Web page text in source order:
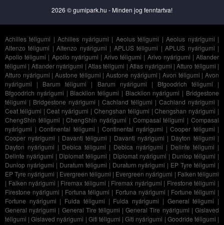
2026 © gumipark.hu - Minden jog fenntartva!
Achilles téligumi |Achilles nyárigumi | Aeolus téligumi |Aeolus nyárigumi |
Altenzo téligumi |Altenzo nyárigumi | APLUS téligumi |APLUS nyárigumi |
Apollo téligumi | Apollo nyárigumi |Arivo téligumi | Arivo nyárigumi |Atlander
téligumi | Atlander nyárigumi | Atlas téligumi |Atlas nyárigumi |Atturo téligumi |
Atturo nyárigumi |Austone téligumi |Austone nyárigumi |Avon téligumi |Avon
nyárigumi | Barum téligumi | Barum nyárigumi | Bfgoodrich téligumi |
Bfgoodrich nyárigumi | Blacklion téligumi | Blacklion nyárigumi | Bridgestone
téligumi | Bridgestone nyárigumi | Cachland téligumi | Cachland nyárigumi |
Ceat téligumi |Ceat nyárigumi | Chengshan téligumi |Chengshan nyárigumi |
ChengShin téligumi |ChengShin nyárigumi | Compasal téligumi |Compasal
nyárigumi | Continental téligumi | Continental nyárigumi | Cooper téligumi |
Cooper nyárigumi | Davanti téligumi | Davanti nyárigumi | Dayton téligumi |
Dayton nyárigumi | Debica téligumi | Debica nyárigumi | Delinte téligumi |
Delinte nyárigumi | Diplomat téligumi | Diplomat nyárigumi | Dunlop téligumi |
Dunlop nyárigumi | Duraturn téligumi | Duraturn nyárigumi | EP Tyre téligumi |
EP Tyre nyárigumi | Evergreen téligumi | Evergreen nyárigumi | Falken téligumi
| Falken nyárigumi | Firemax téligumi | Firemax nyárigumi | Firestone téligumi |
Firestone nyárigumi | Fortuna téligumi | Fortuna nyárigumi | Fortune téligumi |
Fortune nyárigumi | Fulda téligumi | Fulda nyárigumi | General téligumi |
General nyárigumi | General Tire téligumi |General Tire nyárigumi |Gislaved
téligumi |Gislaved nyárigumi | Giti téligumi |Giti nyárigumi | Goodride téligumi |